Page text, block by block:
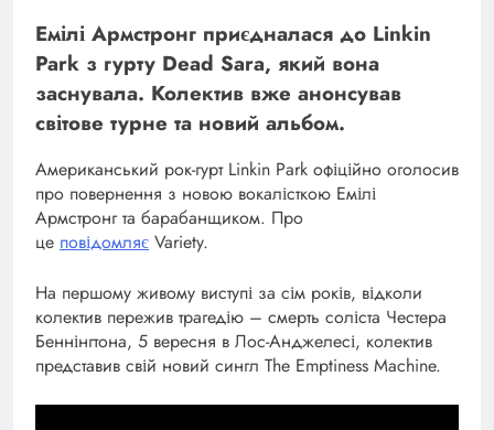
Емілі Армстронг приєдналася до Linkin
Park з гурту Dead Sara, який вона
заснувала. Колектив вже анонсував
світове турне та новий альбом.
Американський рок-гурт Linkin Park офіційно оголосив
про повернення з новою вокалісткою Емілі
Армстронг та барабанщиком. Про
це повідомляє Variety.
На першому живому виступі за сім років, відколи
колектив пережив трагедію – смерть соліста Честера
Беннінгтона, 5 вересня в Лос-Анджелесі, колектив
представив свій новий сингл The Emptiness Machine.